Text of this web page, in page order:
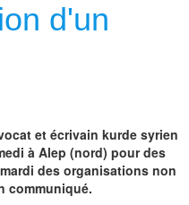
d'un
et écrivain kurde syrien
à Alep (nord) pour des
des organisations non
communiqué.